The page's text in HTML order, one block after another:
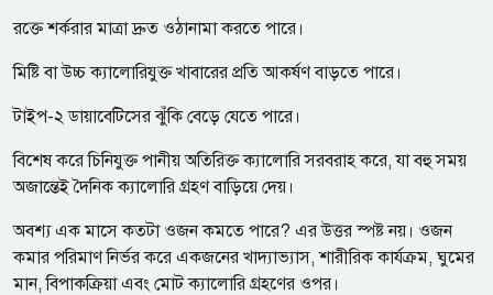
রক্তে শর্করার মাত্রা দ্রুত ওঠানামা করতে পারে।
মিষ্টি বা উচ্চ ক্যালোরিযুক্ত খাবারের প্রতি আকর্ষণ বাড়তে পারে।
টাইপ-২ ডায়াবেটিসের ঝুঁকি বেড়ে যেতে পারে।
বিশেষ করে চিনিযুক্ত পানীয় অতিরিক্ত ক্যালোরি সরবরাহ করে, যা বহু সময়
অজান্তেই দৈনিক ক্যালোরি গ্রহণ বাড়িয়ে দেয়।
অবশ্য এক মাসে কতটা ওজন কমতে পারে? এর উত্তর স্পষ্ট নয়। ওজন
কমার পরিমাণ নির্ভর করে একজনের খাদ্যাভ্যাস, শারীরিক কার্যক্রম, ঘুমের
মান, বিপাকক্রিয়া এবং মোট ক্যালোরি গ্রহণের ওপর।